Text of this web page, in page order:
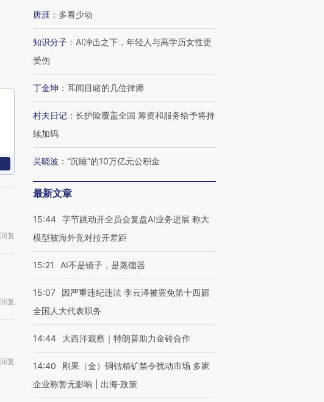
回复
回复
回复
唐涯 ： 多看少动
知识分子 ： AI冲击之下，年轻人与高学历女性更
受伤
丁金坤 ： 耳闻目睹的几位律师
村夫日记 ： 长护险覆盖全国 筹资和服务给予将持
续加码
吴晓波 ： “沉睡”的10万亿元公积金
最新文章
15:44 字节跳动开全员会复盘AI业务进展 称大
模型被海外竞对拉开差距
15:21 AI不是镜子，是蒸馏器
15:07
因严重违纪违法 李云泽被罢免第十四届
全国人大代表职务
14:44 大西洋观察｜特朗普助力金砖合作
14:40
刚果（金）铜钴精矿禁令扰动市场 多家
企业称暂无影响 | 出海·政策